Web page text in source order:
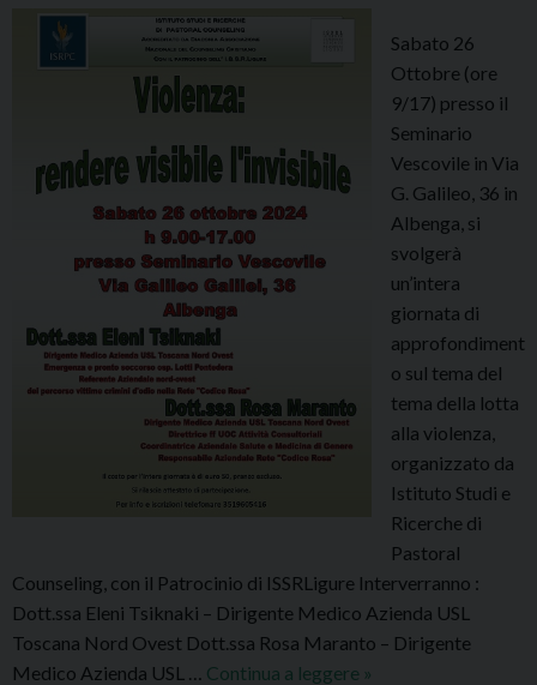
Sabato 26
Ottobre (ore
9/17) presso il
Seminario
Vescovile in Via
G. Galileo, 36 in
Albenga, si
svolgerà
un’intera
giornata di
approfondiment
o sul tema del
tema della lotta
alla violenza,
organizzato da
Istituto Studi e
Ricerche di
Pastoral
Counseling, con il Patrocinio di ISSRLigure Interverranno :
Dott.ssa Eleni Tsiknaki – Dirigente Medico Azienda USL
Toscana Nord Ovest Dott.ssa Rosa Maranto – Dirigente
Medico Azienda USL … Continua a leggere P»